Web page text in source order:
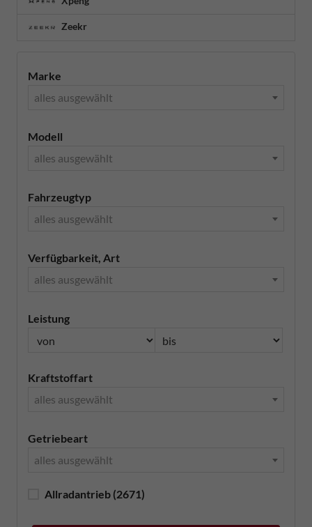
Zeekr
Marke
alles ausgewählt
Modell
alles ausgewählt
Fahrzeugtyp
alles ausgewählt
Verfügbarkeit, Art
alles ausgewählt
Leistung
Kraftstoffart
alles ausgewählt
Getriebeart
alles ausgewählt
Allradantrieb (2671)